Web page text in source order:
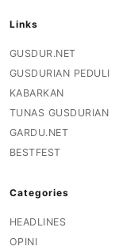
Links
GUSDUR.NET
GUSDURIAN PEDULI
KABARKAN
TUNAS GUSDURIAN
GARDU.NET
BESTFEST
Categories
HEADLINES
OPINI